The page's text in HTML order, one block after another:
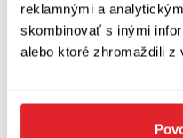
reklamnými a
skombinovať s inými
alebo ktoré zhromaždili z
rade prispievajú k
výtvarníka Michala
scény z filmov a sú